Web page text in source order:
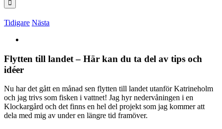
Tidigare Nästa
bild
Flytten till landet – Här kan du ta del av tips och
idéer
Nu har det gått en månad sen flytten till landet utanför Katrineholm
och jag trivs som fisken i vattnet! Jag hyr nedervåningen i en
Klockargård och det finns en hel del projekt som jag kommer att
dela med mig av under en längre tid framöver.